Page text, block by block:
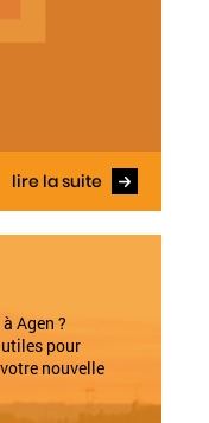
lire la suite
Agen ?
pour
nouvelle